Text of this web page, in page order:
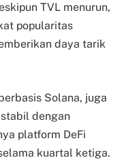
TVL menurun,
popularitas
daya tarik
Solana, juga
dengan
platform DeFi
kuartal ketiga.